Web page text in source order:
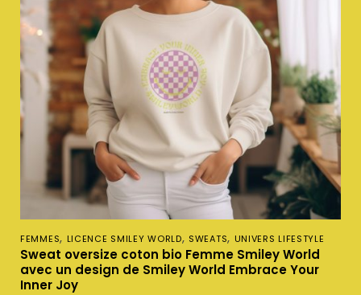
FEMMES, LICENCE SMILEY WORLD, SWEATS, UNIVERS LIFESTYLE
Sweat oversize coton bio Femme Smiley World
avec un design de Smiley World Embrace Your
Inner Joy